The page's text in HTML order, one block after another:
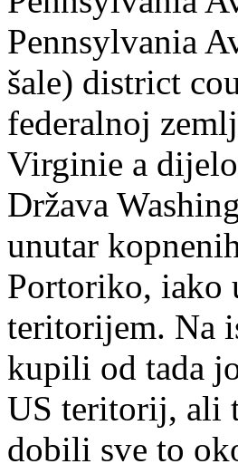
Pennsylvania
šale) district
federalnoj
Virginie a
Država
unutar
Portoriko, iako
teritorijem. Na
kupili od tada
US teritorij, ali
dobili sve to